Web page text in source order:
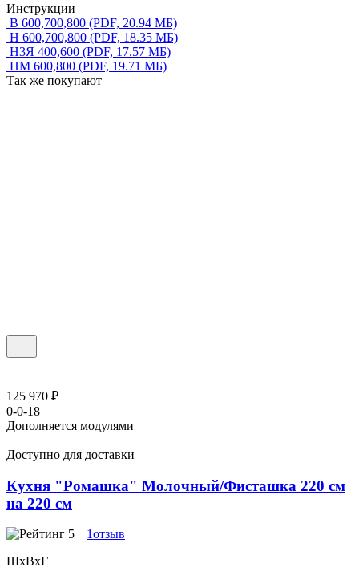
Инструкции
В 600,700,800 (PDF, 20.94 МБ)
Н 600,700,800 (PDF, 18.35 МБ)
Н3Я 400,600 (PDF, 17.57 МБ)
НМ 600,800 (PDF, 19.71 МБ)
Так же покупают
125 970 ₽
0-0-18
Дополняется модулями
Доступно для доставки
Кухня "Ромашка" Молочный/Фисташка 220 см
на 220 см
5 | 1отзыв
ШхВхГ